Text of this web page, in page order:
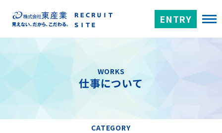
ENTRY
WORKS
仕事について
CATEGORY